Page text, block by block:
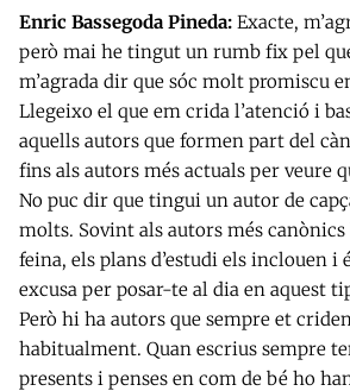
Enric Bassegoda Pineda: Exacte,
però mai he tingut un rumb fix pel
m’agrada dir que sóc molt promiscu
Llegeixo el que em crida l’atenció i
aquells autors que formen part del
fins als autors més actuals per veure
No puc dir que tingui un autor de
molts. Sovint als autors més
feina, els plans d’estudi els inclouen i
excusa per posar-te al dia en aquest
Però hi ha autors que sempre et
habitualment. Quan escrius sempre
presents i penses en com de bé ho